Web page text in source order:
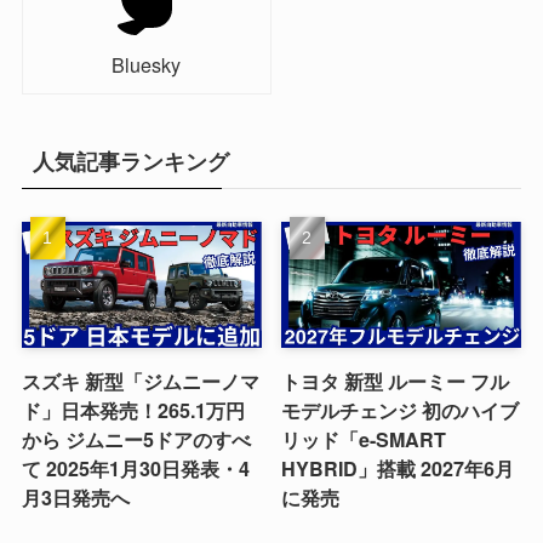
Bluesky
人気記事ランキング
スズキ 新型「ジムニーノマ
ド」日本発売！265.1万円
から ジムニー5ドアのすべ
て 2025年1月30日発表・4
月3日発売へ
トヨタ 新型 ルーミー フル
モデルチェンジ 初のハイブ
リッド「e-SMART
HYBRID」搭載 2027年6月
に発売